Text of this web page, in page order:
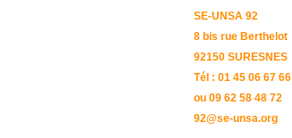
SE-UNSA 92
8 bis rue Berthelot
92150 SURESNES
Tél : 01 45 06 67 66
ou 09 62 58 48 72
92@se-unsa.org